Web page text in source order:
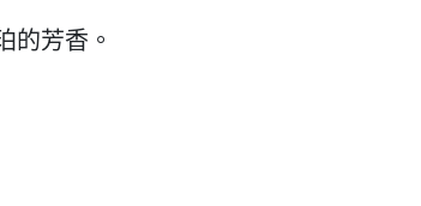
的芳香。